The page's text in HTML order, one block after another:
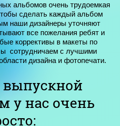
альбомов очень трудоемкая
сделать каждый альбом
наши дизайнеры уточняют
все пожелания ребят и
коррективы в макеты по
сотрудничаем с лучшими
дизайна и фотопечати.
выпускной
у нас очень